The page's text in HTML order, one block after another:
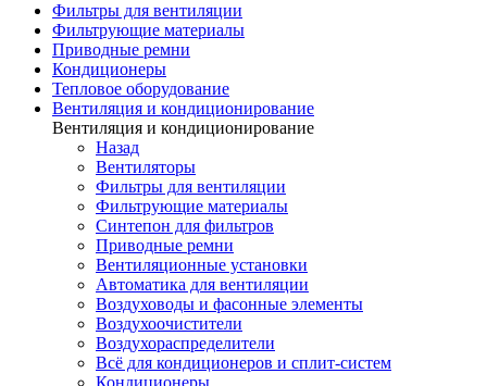
Фильтры для вентиляции
Фильтрующие материалы
Приводные ремни
Кондиционеры
Тепловое оборудование
Вентиляция и кондиционирование
Вентиляция и кондиционирование
Назад
Вентиляторы
Фильтры для вентиляции
Фильтрующие материалы
Синтепон для фильтров
Приводные ремни
Вентиляционные установки
Автоматика для вентиляции
Воздуховоды и фасонные элементы
Воздухоочистители
Воздухораспределители
Всё для кондиционеров и сплит-систем
Кондиционеры